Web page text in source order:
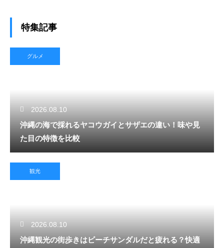
特集記事
グルメ
2026.08.10
沖縄の海で採れるヤコウガイとサザエの違い！味や見
た目の特徴を比較
観光
2026.08.10
沖縄観光の街歩きはビーチサンダルだと疲れる？快適